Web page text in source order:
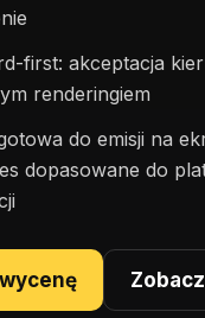
first: akceptacja
renderingiem
do emisji na
dopasowane do